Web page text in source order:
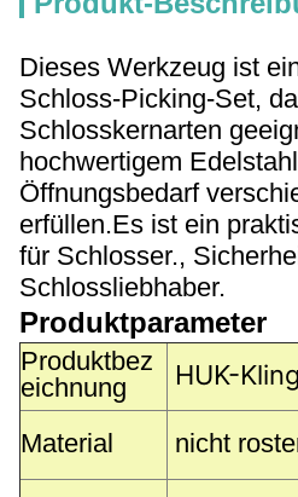
Dieses Werkzeug ist
Schloss-Picking-Set,
Schlosskernarten
hochwertigem
Öffnungsbedarf
erfüllen.Es ist ein
für Schlosser.,
Schlossliebhaber.
Produktparameter
Produktbez
eichnung
HUK-
Material nicht